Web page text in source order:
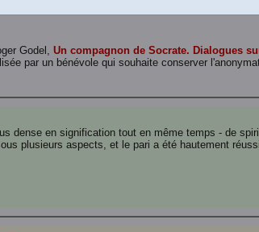
Godel, Un compagnon de Socrate. Dialogues
par un bénévole qui souhaite conserver
dense en signification tout en même temps - de
plusieurs aspects, et le pari a été hautement